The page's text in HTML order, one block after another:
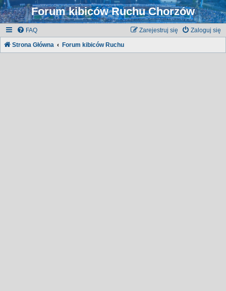
Forum kibiców Ruchu Chorzów
FAQ Zaloguj się
Zarejestruj się
Strona Główna Forum kibiców Ruchu